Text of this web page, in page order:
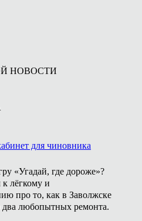
НОВОСТИ
для чиновника
«Угадай, где дороже»?
лёгкому и
про то, как в Заволжске
два любопытных ремонта.